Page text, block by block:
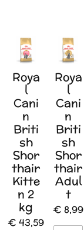
Roya
l
Cani
n
Briti
sh
Shor
thair
Kitte
n 2
kg
€ 43,59
Roya
l
Cani
n
Briti
sh
Shor
thair
Adul
t
€ 8,99